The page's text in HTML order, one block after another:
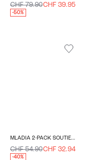
CHF 79.90CHF 39.95
-50%
MLADIA 2-PACK SOUTIEN-GORGE D'ALLAITEMENT
CHF 54.90CHF 32.94
-40%